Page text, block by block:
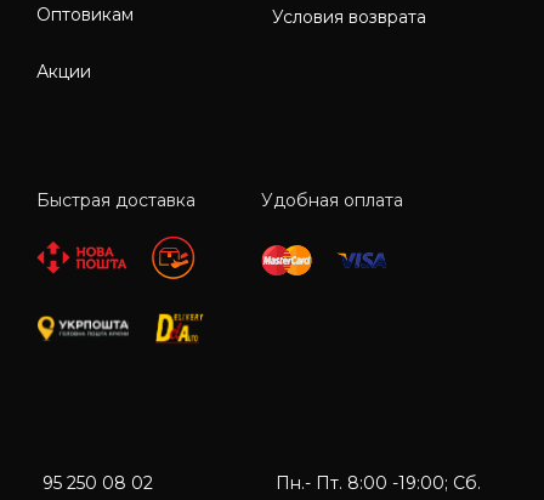
Оптовикам
Акции
Условия возврата
Быстрая доставка Удобная оплата
95 250 08 02
Пн.- Пт. 8:00 -19:00; Сб.